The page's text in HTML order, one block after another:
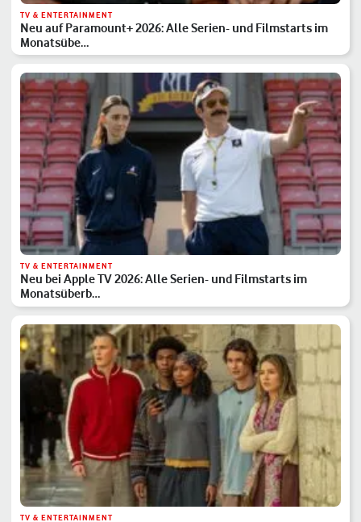
TV & ENTERTAINMENT
Neu auf Paramount+ 2026: Alle Serien- und Filmstarts im
Monatsübe…
TV & ENTERTAINMENT
Neu bei Apple TV 2026: Alle Serien- und Filmstarts im
Monatsüberb…
TV & ENTERTAINMENT